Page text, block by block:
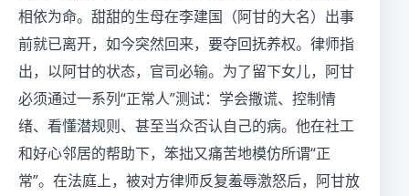
相依为命。甜甜的生母在李建国（阿甘的大名）出事
前就已离开，如今突然回来，要夺回抚养权。律师指
出，以阿甘的状态，官司必输。为了留下女儿，阿甘
必须通过一系列“正常人”测试：学会撒谎、控制情
绪、看懂潜规则、甚至当众否认自己的病。他在社工
和好心邻居的帮助下，笨拙又痛苦地模仿所谓“正
常”。在法庭上，被对方律师反复羞辱激怒后，阿甘放